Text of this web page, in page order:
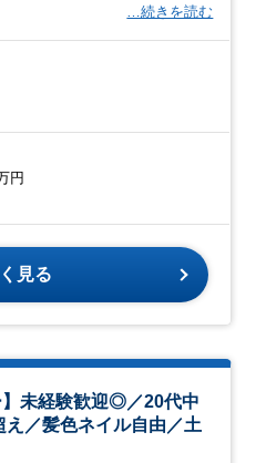
…続きを読む
円
見る
】未経験歓迎◎／20代中
／髪色ネイル自由／土